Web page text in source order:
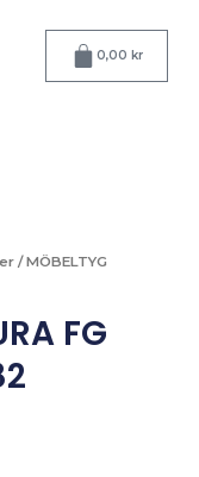
0,00 kr
Varukorg
/ MÖBELTYG
FG